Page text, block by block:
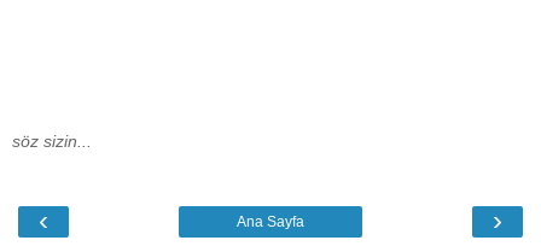
söz sizin...
‹ ›
Ana Sayfa